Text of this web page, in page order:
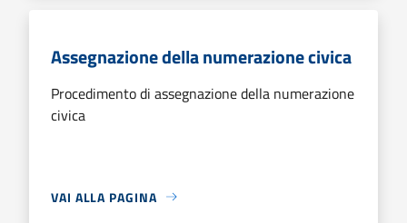
Assegnazione della numerazione civica
Procedimento di assegnazione della numerazione
civica
VAI ALLA PAGINA